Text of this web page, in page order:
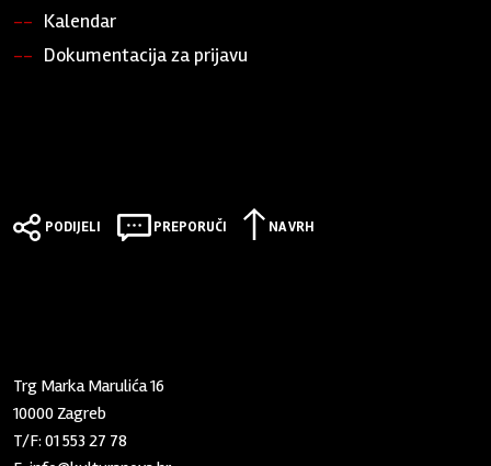
Kalendar
Dokumentacija za prijavu
PODIJELI PREPORUČI NA VRH
Trg Marka Marulića 16
10000 Zagreb
T/F:01 553 27 78